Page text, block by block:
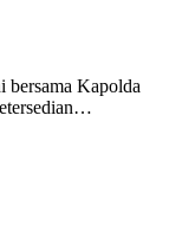
bersama Kapolda